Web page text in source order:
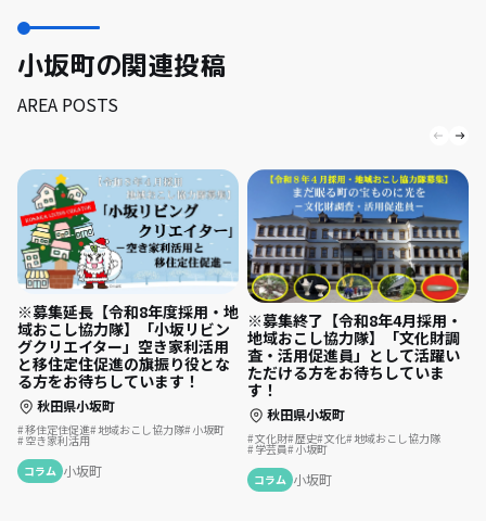
小坂町の関連投稿
AREA POSTS
※募集延長【令和8年度採用・地
域おこし協力隊】「小坂リビン
グクリエイター」空き家利活用
と移住定住促進の旗振り役とな
る方をお待ちしています！
秋田県小坂町
移住定住促進 地域おこし協力隊 小坂町
空き家利活用
コラム 小坂町
※募集終了【令和8年4月採用・
地域おこし協力隊】「文化財調
査・活用促進員」として活躍い
ただける方をお待ちしていま
す！
秋田県小坂町
文化財 歴史 文化 地域おこし協力隊
学芸員 小坂町
コラム 小坂町